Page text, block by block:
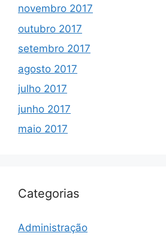
novembro 2017
outubro 2017
setembro 2017
agosto 2017
julho 2017
junho 2017
maio 2017
Categorias
Administração